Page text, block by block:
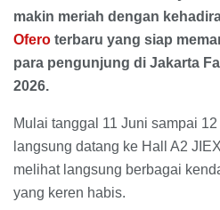
makin meriah dengan
Ofero terbaru yang siap
para pengunjung di Jakarta
2026.
Mulai tanggal 11 Juni sampai
langsung datang ke Hall A2
melihat langsung berbagai
yang keren habis.